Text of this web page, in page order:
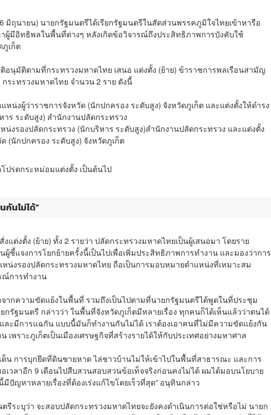
ถุนายน) นายกรัฐมนตรีได้เรียกรัฐมนตรีในสัดส่วนพรรคภูมิใจไทยเข้าหารือ
ผู้มีอิทธิพลในพื้นที่ต่างๆ หลังเกิดข้อวิจารณ์ถึงประสิทธิภาพการบังคับใช้
ภูเก็ต
นุมัติตามที่กระทรวงมหาดไทย เสนอ แต่งตั้ง (ย้าย) ข้าราชการพลเรือนสามัญ
ระทรวงมหาดไทย จำนวน 2 ราย ดังนี้
น่งผู้ว่าราชการจังหวัด (นักปกครอง ระดับสูง) จังหวัดภูเก็ต และแต่งตั้งให้ดำรง
ร ระดับสูง) สำนักงานปลัดกระทรวง
งรองปลัดกระทรวง (นักบริหาร ระดับสูง)สำนักงานปลัดกระทรวง และแต่งตั้ง
(นักปกครอง ระดับสูง) จังหวัดภูเก็ต
ปรดกระหม่อมแต่งตั้ง เป็นต้นไป
กันไม่ได้”
งตั้ง (ย้าย) ทั้ง 2 รายว่า ปลัดกระทรวงมหาดไทยเป็นผู้เสนอมา โดยราย
ชี้แจงการโยกย้ายครั้งนี้เป็นไปเพื่อเพิ่มประสิทธิภาพการทำงาน และมองว่าการ
น่งรองปลัดกระทรวงมหาดไทย ถือเป็นการมอบหมายตำแหน่งที่เหมาะสม
ณ์การทำงาน
จากความขัดแย้งในพื้นที่ รวมถึงเป็นไปตามที่นายกรัฐมนตรีได้พูดในที่ประชุม
รัฐมนตรี กล่าวว่า ในพื้นที่จังหวัดภูเก็ตมีหลายเรื่อง ทุกคนก็ได้เห็นแล้วว่าตนได้
ละมีการแฉกัน แบบนี้มันก็ทำงานกันไม่ได้ เราต้องเอาคนที่ไม่มีความขัดแย้งกัน
พราะภูเก็ตเป็นเมืองเศรษฐกิจที่สร้างรายได้ให้กับประเทศอย่างมหาศาล
ด็น การบุกยึดที่ดินชายหาด ไล่ชาวบ้านไม่ให้เข้าไปในพื้นที่สาธารณะ และการ
เวลาอีก 9 เดือนไปสืบสวนสอบสวนข้อเท็จจริงก่อนคงไม่ได้ ผมได้มอบนโยบาย
ญหาหลายเรื่องที่ต้องเร่งแก้ไขโดยเร็วที่สุด” อนุทินกล่าว
ระบุว่า จะสอบปลัดกระทรวงมหาดไทยจะยังคงดำเนินการต่อใช่หรือไม่ นายก